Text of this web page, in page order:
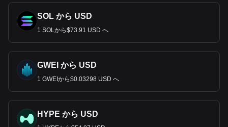
SOL から USD
1 SOLから$73.91 USD へ
GWEI から USD
1 GWEIから$0.03298 USD へ
HYPE から USD